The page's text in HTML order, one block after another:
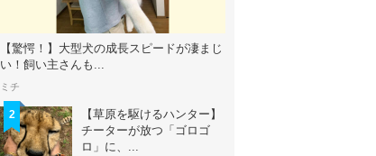
【驚愕！】大型犬の成長スピードが凄まじ
い！飼い主さんも...
ミチ
2
【草原を駆けるハンター】
チーターが放つ「ゴロゴ
ロ」に、...